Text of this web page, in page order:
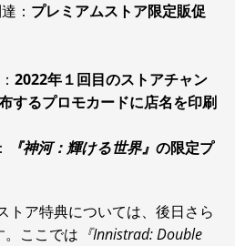
： プレミアムストア限定販促
2022年１回目のストアチャン
するプロモカードに店名を印刷
『神河：輝ける世界』 の限定プ
トア特典については、後日さら
。ここでは 『Innistrad: Double